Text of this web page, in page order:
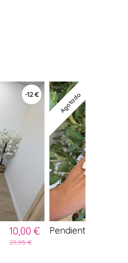
-12 €
10,00 €
21,95 €
Agotado
Pendiente Flor